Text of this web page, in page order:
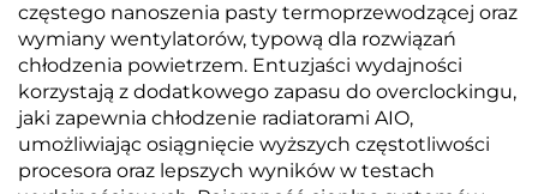
częstego nanoszenia pasty termoprzewodzącej oraz
wymiany wentylatorów, typową dla rozwiązań
chłodzenia powietrzem. Entuzjaści wydajności
korzystają z dodatkowego zapasu do overclockingu,
jaki zapewnia chłodzenie radiatorami AIO,
umożliwiając osiągnięcie wyższych częstotliwości
procesora oraz lepszych wyników w testach